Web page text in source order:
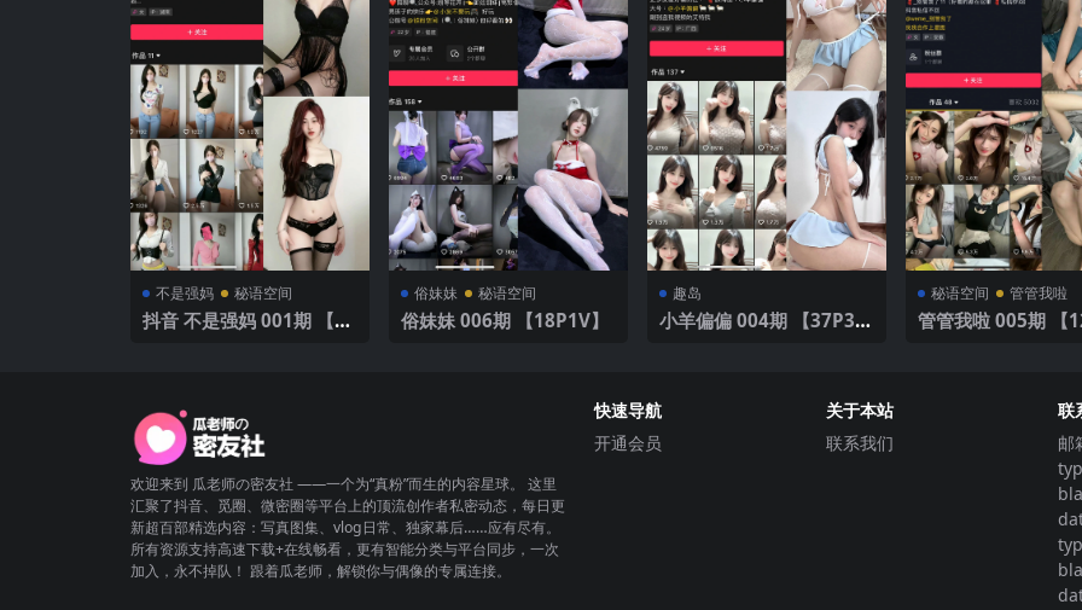
不是强妈 秘语空间
抖音 不是强妈 001期 【80
俗妹妹 秘语空间
俗妹妹 006期 【18P1V】
趣岛
小羊偏偏 004期 【37P3
秘语空间 管管我啦
管管我啦 005期 【
欢迎来到 瓜老师の密友社 ——一个为“真粉”而生的内容星球。 这里
汇聚了抖音、觅圈、微密圈等平台上的顶流创作者私密动态，每日更
新超百部精选内容：写真图集、vlog日常、独家幕后……应有尽有。
所有资源支持高速下载+在线畅看，更有智能分类与平台同步，一次
加入，永不掉队！ 跟着瓜老师，解锁你与偶像的专属连接。
快速导航
开通会员
关于本站
联系我们
联
邮